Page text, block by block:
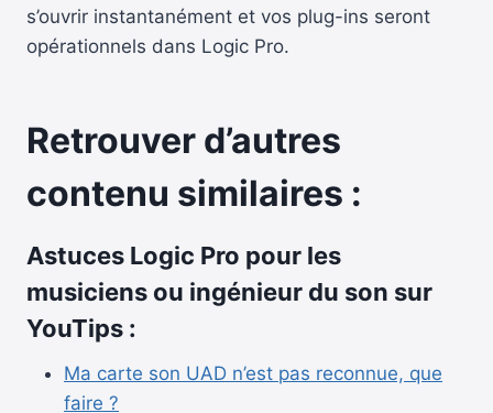
s’ouvrir instantanément et vos plug-ins seront
opérationnels dans Logic Pro.
Retrouver d’autres
contenu similaires :
Astuces Logic Pro pour les
musiciens ou ingénieur du son sur
YouTips :
Ma carte son UAD n’est pas reconnue, que
faire ?